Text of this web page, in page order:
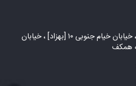
شهر مشهد، بلوار سجاد ، خیابان خیام جنوبی ۱۰ [بهزاد] ، خیابان